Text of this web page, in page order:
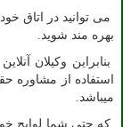
می توانید در اتاق
بهره مند شوید.
بنابراین وکیلان
استفاده از
میباشد.
که حتی شما لوایح